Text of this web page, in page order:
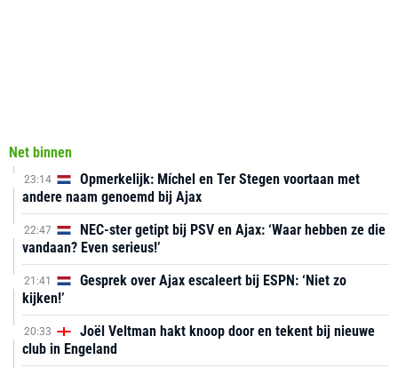
Net binnen
23:14
Opmerkelijk: Míchel en Ter Stegen voortaan met
andere naam genoemd bij Ajax
22:47
NEC-ster getipt bij PSV en Ajax: ‘Waar hebben ze die
vandaan? Even serieus!’
21:41
Gesprek over Ajax escaleert bij ESPN: ‘Niet zo
kijken!’
20:33
Joël Veltman hakt knoop door en tekent bij nieuwe
club in Engeland